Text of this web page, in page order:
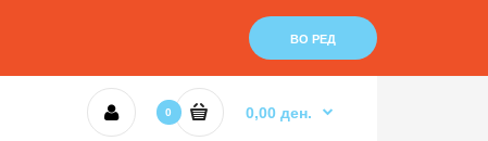
ВО РЕД
0 0,00 ден.